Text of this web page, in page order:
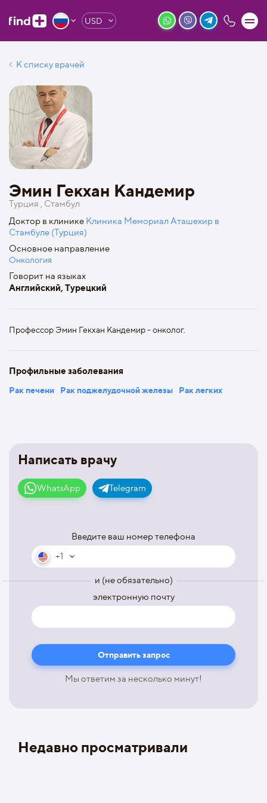
USD
К списку врачей
Написать врачу
WhatsApp Telegram
Введите ваш номер телефона
+1
и (не обязательно)
электронную почту
Мы ответим за несколько минут!
Эмин Гекхан Кандемир
Турция , Стамбул
Доктор в клинике Клиника Мемориал Аташехир в
Стамбуле (Турция)
Основное направление
Онкология
Говорит на языках
Английский, Турецкий
Профессор Эмин Гекхан Кандемир - онколог.
Профильные заболевания
Рак печени Рак поджелудочной железы Рак легких
Недавно просматривали